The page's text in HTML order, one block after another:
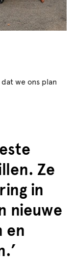
we ons plan
Ze
in
nieuwe
en